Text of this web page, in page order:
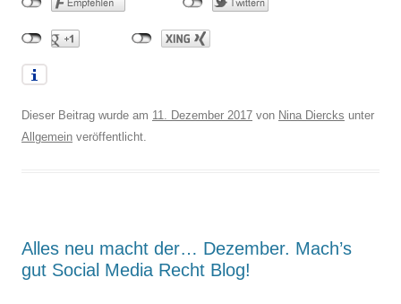
Dieser Beitrag wurde am 11. Dezember 2017 von Nina Diercks unter
Allgemein veröffentlicht.
Alles neu macht der… Dezember. Mach’s
gut Social Media Recht Blog!